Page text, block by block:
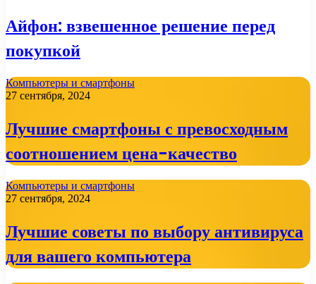
Айфон: взвешенное решение перед
покупкой
Компьютеры и смартфоны
27 сентября, 2024
Лучшие смартфоны с превосходным
соотношением цена-качество
Компьютеры и смартфоны
27 сентября, 2024
Лучшие советы по выбору антивируса
для вашего компьютера